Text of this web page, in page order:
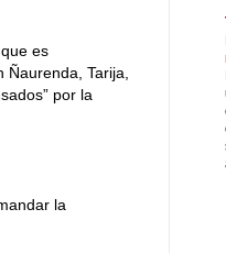
es
Ñaurenda, Tarija,
por la
la